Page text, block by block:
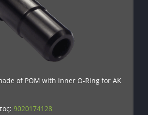
of POM with inner O-Ring for AK
9020174128